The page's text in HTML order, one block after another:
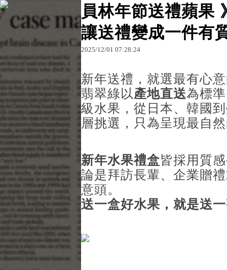
原文網址：http://blog.udn.com/7rt7zzfzh17222/
員林年節送禮蘋果
讓送禮變成一件有
2025/12/01 07:28:24
新年送禮，就選最有心
翡翠綠以產地直送為標
級水果，從日本、韓國
層挑選，只為呈現最自
新年水果禮盒皆採用質
論是拜訪長輩、企業贈
意頭。
送一盒好水果，就是送